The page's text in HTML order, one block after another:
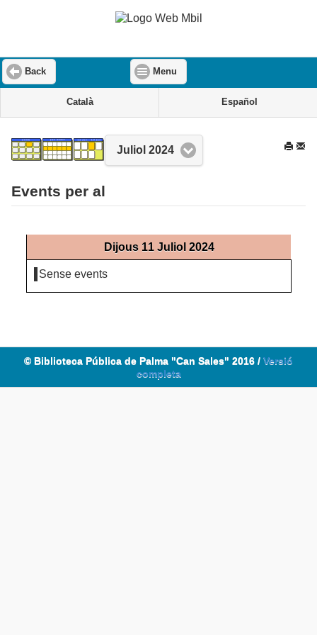
Back Menu
Català Español
Juliol 2024
Events per al
Dijous 11 Juliol 2024
Sense events
© Biblioteca Pública de Palma "Can Sales" 2016 / Versió
completa